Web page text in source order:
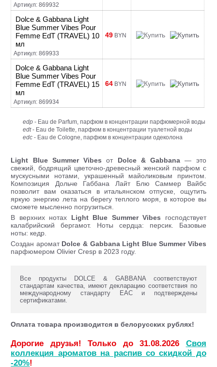
Артикул: 869932
Dolce & Gabbana Light
Blue Summer Vibes Pour
Femme EdT (TRAVEL) 10
мл
Артикул: 869933
49 BYN
Dolce & Gabbana Light
Blue Summer Vibes Pour
Femme EdT (TRAVEL) 15
мл
Артикул: 869934
64 BYN
edp - Eau de Parfum, парфюм в концентрации парфюмерной воды
edt- Eau de Toilette, парфюм в концентрации туалетной воды
edc - Eau de Cologne, парфюм в концентрации одеколона
Light Blue Summer Vibesот Dolce & Gabbana — это
свежий, бодрящий цветочно-древесный женский парфюм с
мускусными нотами, украшенный майоликовым принтом.
Композиция Дольче Габбана Лайт Блю Саммер Вайбс
позволит вам оказаться в итальянском отпуске, ощутить
яркую энергию лета на берегу теплого моря, в которое вы
сможете мысленно погрузиться.
В верхних нотах Light Blue Summer Vibes господствует
калабрийский бергамот. Ноты сердца: персик. Базовые
ноты: кедр.
Создан аромат Dolce & Gabbana Light Blue Summer Vibes
парфюмером Olivier Cresp в 2023 году.
Все продукты DOLCE & GABBANA соответствуют
стандартам качества, имеют декларацию соответствия по
международному стандарту ЕАС и подтверждены
сертификатами.
Оплата товара производится в белорусских рублях!
Дорогие друзья! Только до 31.08.2026 Своя
коллекция ароматов на распив со скидкой до
-20%!